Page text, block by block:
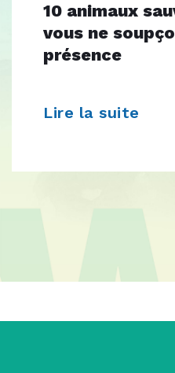
10 animaux
vous ne
présence
Lire la suite